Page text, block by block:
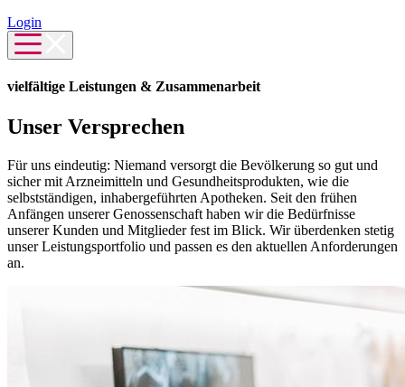
Login
vielfältige Leistungen & Zusammenarbeit
Unser Versprechen
Für uns eindeutig: Niemand versorgt die Bevölkerung so gut und
sicher mit Arzneimitteln und Gesundheitsprodukten, wie die
selbstständigen, inhabergeführten Apotheken. Seit den frühen
Anfängen unserer Genossenschaft haben wir die Bedürfnisse
unserer Kunden und Mitglieder fest im Blick. Wir überdenken stetig
unser Leistungsportfolio und passen es den aktuellen Anforderungen
an.